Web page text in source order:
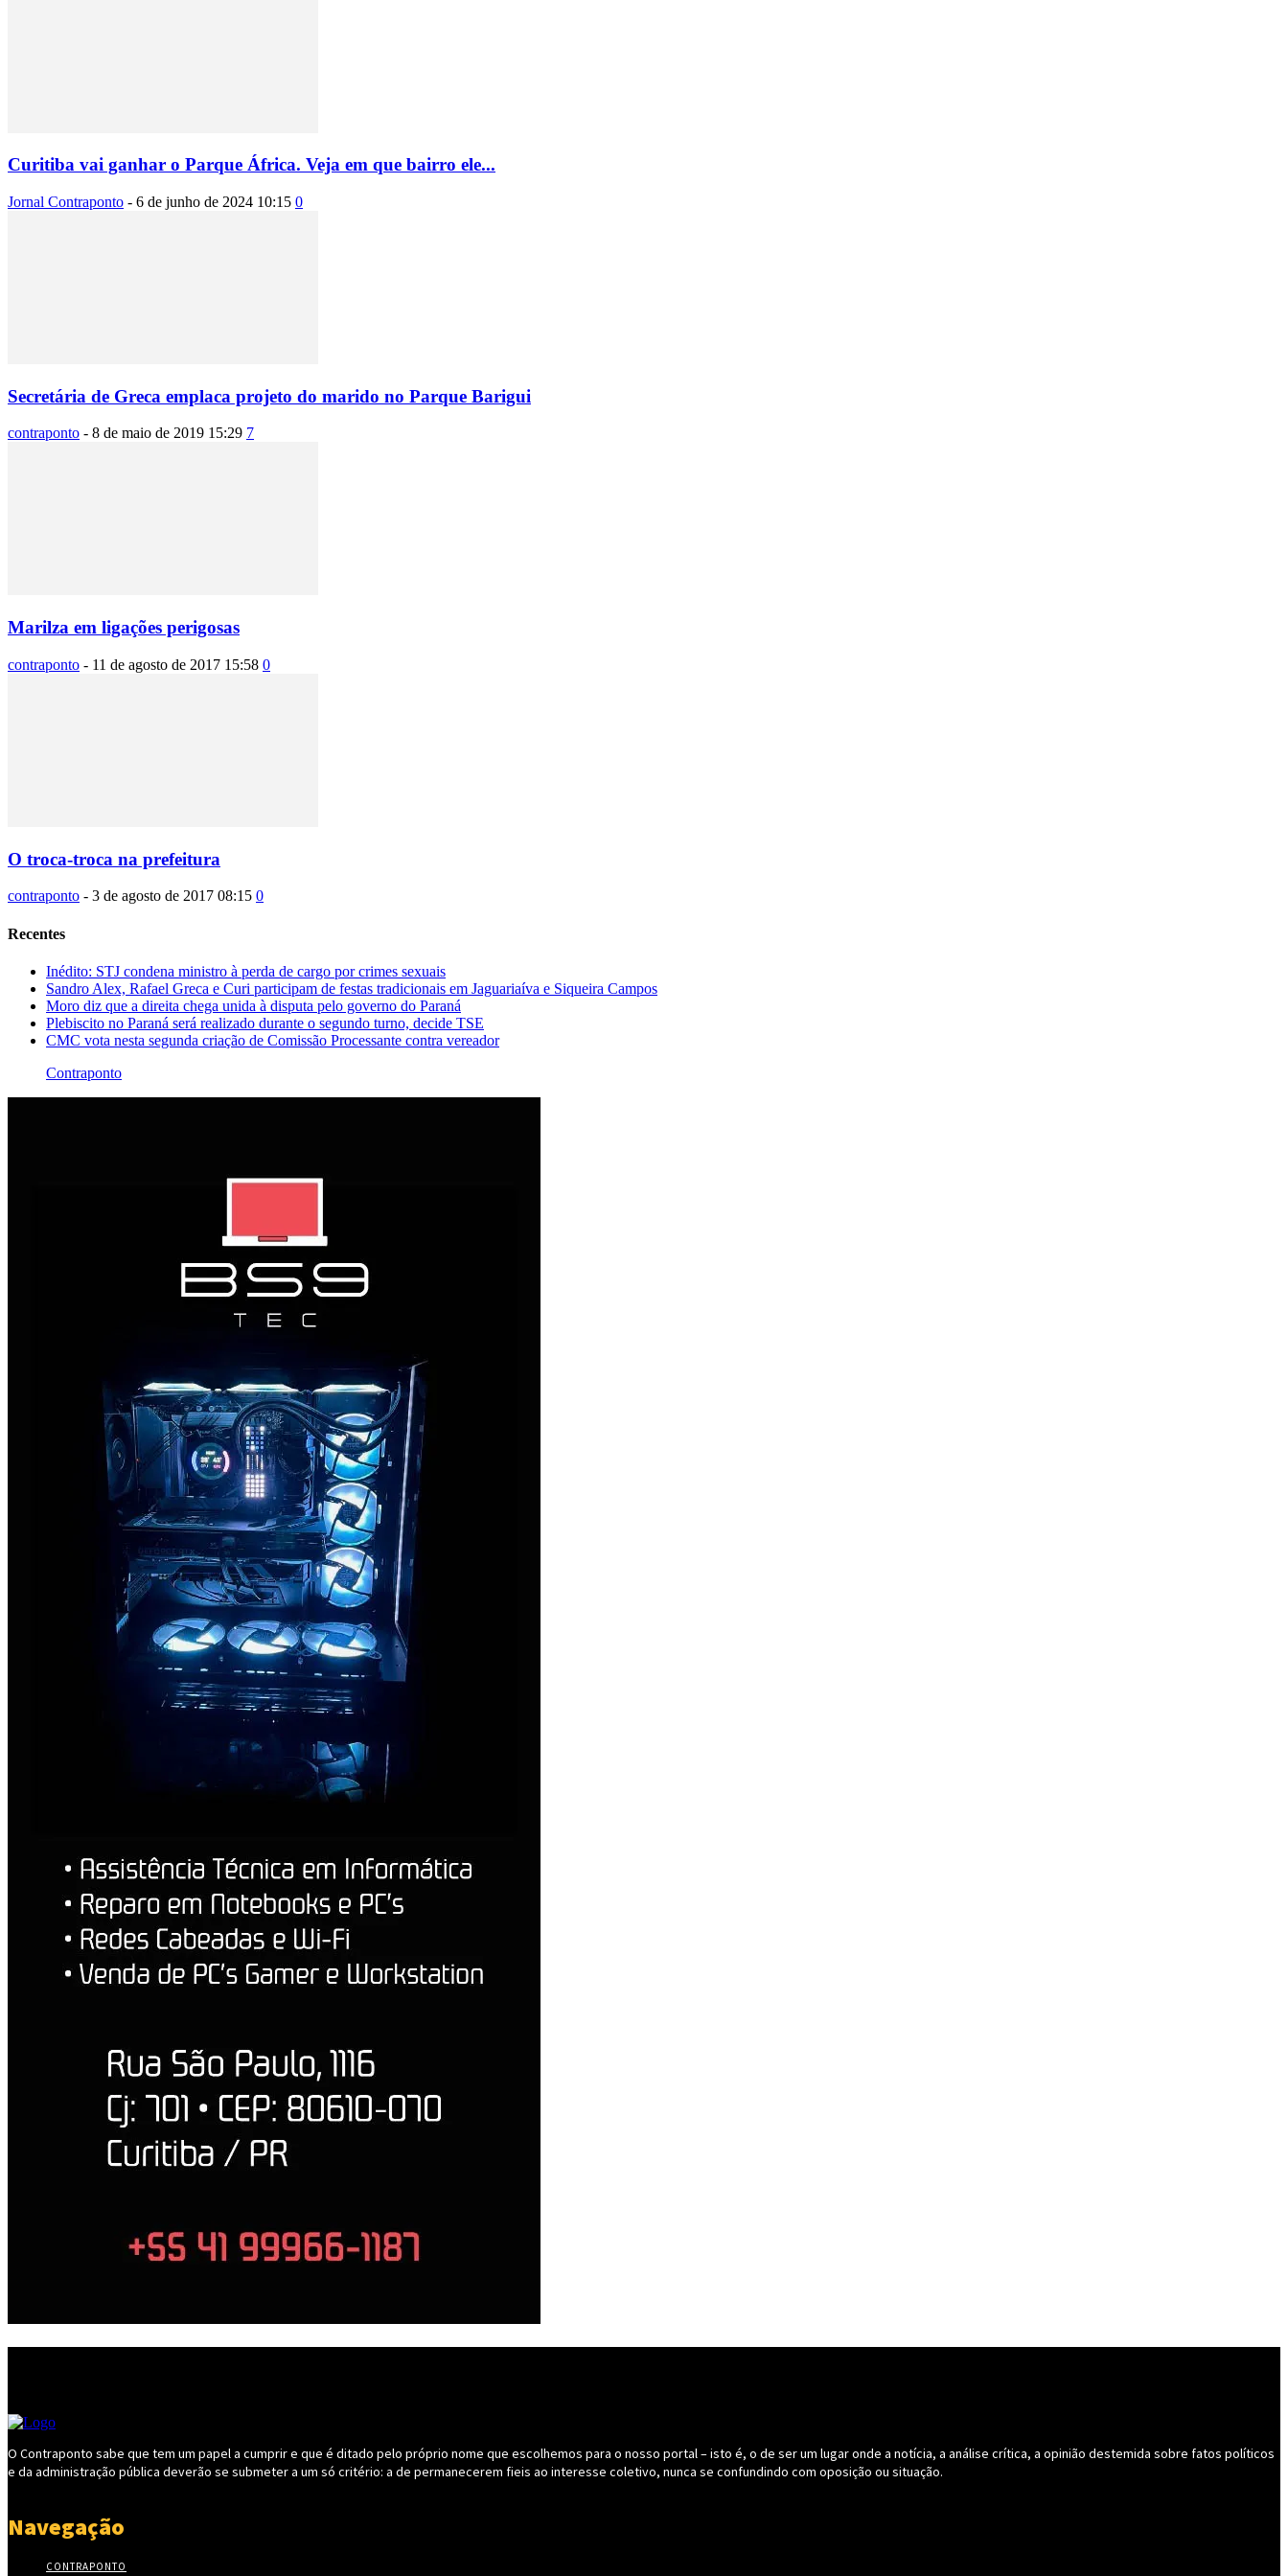
Curitiba vai ganhar o Parque África. Veja em que bairro ele...
Jornal Contraponto - 6 de junho de 2024 10:15 0
Secretária de Greca emplaca projeto do marido no Parque Barigui
contraponto - 8 de maio de 2019 15:29 7
Marilza em ligações perigosas
contraponto - 11 de agosto de 2017 15:58 0
O troca-troca na prefeitura
contraponto - 3 de agosto de 2017 08:15 0
Recentes
Inédito: STJ condena ministro à perda de cargo por crimes sexuais
Sandro Alex, Rafael Greca e Curi participam de festas tradicionais em Jaguariaíva e Siqueira Campos
Moro diz que a direita chega unida à disputa pelo governo do Paraná
Plebiscito no Paraná será realizado durante o segundo turno, decide TSE
CMC vota nesta segunda criação de Comissão Processante contra vereador
Contraponto
O Contraponto sabe que tem um papel a cumprir e que é ditado pelo próprio nome que escolhemos para o nosso portal – isto é, o de ser um lugar onde a notícia, a análise crítica, a opinião destemida sobre fatos políticos
e da administração pública deverão se submeter a um só critério: a de permanecerem fieis ao interesse coletivo, nunca se confundindo com oposição ou situação.
Navegação
CONTRAPONTO